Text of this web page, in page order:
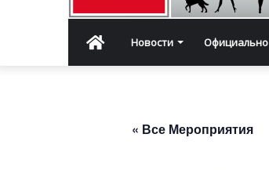
ГлавнаяНовости Официально
« Все Мероприятия